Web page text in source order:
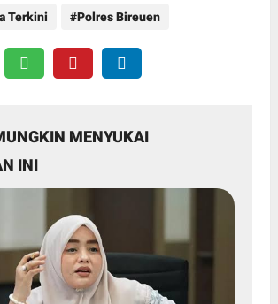
Terkini Polres Bireuen
MENYUKAI
INI